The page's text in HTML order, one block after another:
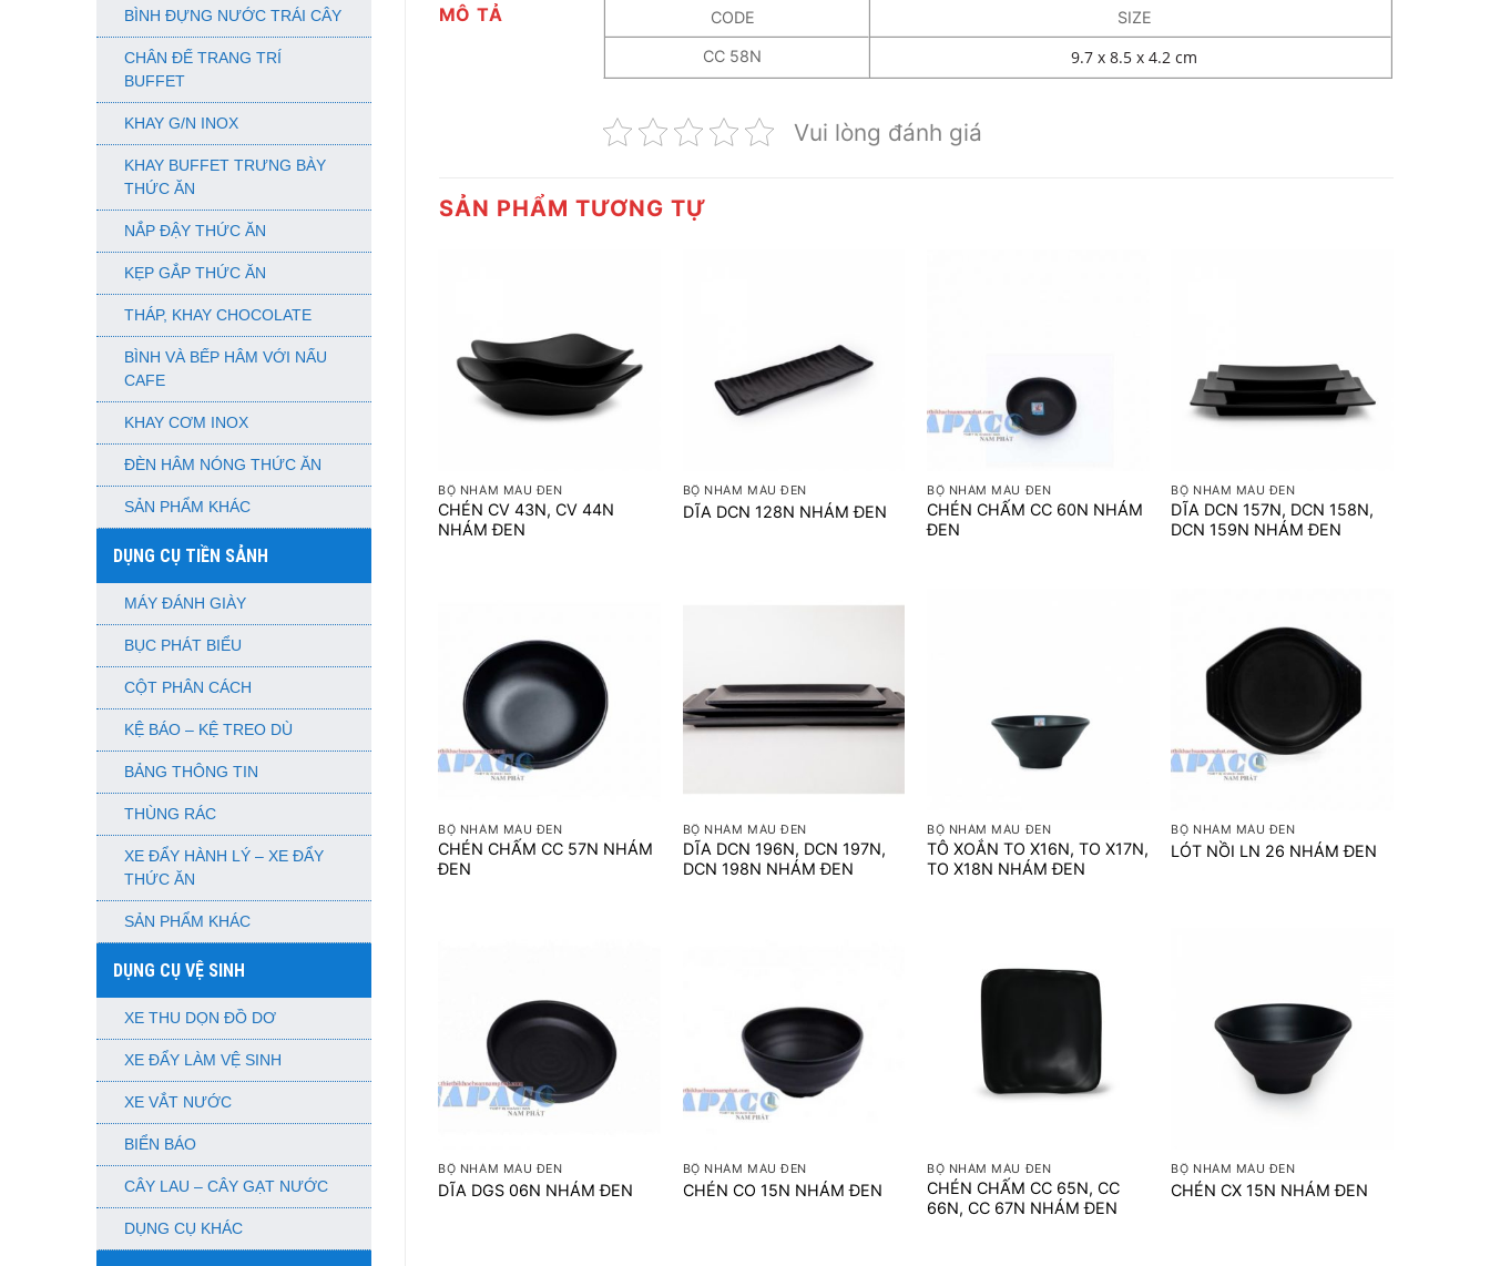
BÌNH ĐỰNG NƯỚC TRÁI CÂY
CHÂN ĐẾ TRANG TRÍ
BUFFET
KHAY G/N INOX
KHAY BUFFET TRƯNG BÀY
THỨC ĂN
NẮP ĐẬY THỨC ĂN
KẸP GẮP THỨC ĂN
THÁP, KHAY CHOCOLATE
BÌNH VÀ BẾP HÂM VỚI NẤU
CAFE
KHAY CƠM INOX
ĐÈN HÂM NÓNG THỨC ĂN
SẢN PHẨM KHÁC
DỤNG CỤ TIỀN SẢNH
MÁY ĐÁNH GIÀY
BỤC PHÁT BIỂU
CỘT PHÂN CÁCH
KỆ BÁO – KỆ TREO DÙ
BẢNG THÔNG TIN
THÙNG RÁC
XE ĐẨY HÀNH LÝ – XE ĐẨY
THỨC ĂN
SẢN PHẨM KHÁC
DỤNG CỤ VỆ SINH
XE THU DỌN ĐỒ DƠ
XE ĐẨY LÀM VỆ SINH
XE VẮT NƯỚC
BIỂN BÁO
CÂY LAU – CÂY GẠT NƯỚC
DỤNG CỤ KHÁC
MÔ TẢ CODE SIZE
CC 58N 9.7 x 8.5 x 4.2 cm
Vui lòng đánh giá
SẢN PHẨM TƯƠNG TỰ
BỘ NHÁM MÀU ĐEN
CHÉN CV 43N, CV 44N
NHÁM ĐEN
BỘ NHÁM MÀU ĐEN
DĨA DCN 128N NHÁM ĐEN
BỘ NHÁM MÀU ĐEN
CHÉN CHẤM CC 60N NHÁM
ĐEN
BỘ NHÁM MÀU ĐEN
DĨA DCN 157N, DCN 158N,
DCN 159N NHÁM ĐEN
BỘ NHÁM MÀU ĐEN
CHÉN CHẤM CC 57N NHÁM
ĐEN
BỘ NHÁM MÀU ĐEN
DĨA DCN 196N, DCN 197N,
DCN 198N NHÁM ĐEN
BỘ NHÁM MÀU ĐEN
TÔ XOẮN TO X16N, TO X17N,
TO X18N NHÁM ĐEN
BỘ NHÁM MÀU ĐEN
LÓT NỒI LN 26 NHÁM ĐEN
BỘ NHÁM MÀU ĐEN
DĨA DGS 06N NHÁM ĐEN
BỘ NHÁM MÀU ĐEN
CHÉN CO 15N NHÁM ĐEN
BỘ NHÁM MÀU ĐEN
CHÉN CHẤM CC 65N, CC
66N, CC 67N NHÁM ĐEN
BỘ NHÁM MÀU ĐEN
CHÉN CX 15N NHÁM ĐEN